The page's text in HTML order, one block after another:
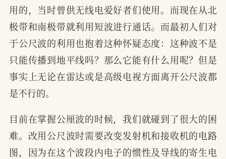
用的，当时曾供无线电爱好者们使用。而现在从北
极带和南极带就利用短波进行通话。而最初人们对
于公尺波的利用也抱着这种怀疑态度：这种波不是
只能传播到地平线吗？那么它能有什么用呢？但是
事实上无论在雷达或是高级电视方面离开公尺波都
是不行的。
目前在掌握公厘波的时候，我们就碰到了很大的困
难。改用公尺波时需要改变发射机和接收机的电路
图，因为在这个波段内电子的惯性及导线的寄生电